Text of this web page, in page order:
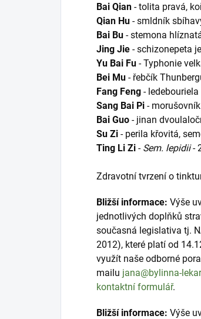
Bai Qian - tolita pravá,
Qian Hu - smldník
Bai Bu - stemona
Jing Jie - schizonepeta
Yu Bai Fu - Typhonie
Bei Mu - řebčík
Fang Feng -
Sang Bai Pi -
Bai Guo - jinan
Su Zi - perila křovitá,
Ting Li Zi - Sem. lepidii-
Zdravotní tvrzení o
Bližší informace: Výše
jednotlivých doplňků
současná legislativa tj.
2012), které platí od
využít naše odborné
mailu jana@bylinna-
kontaktní formulář.
Bližší informace: Výše